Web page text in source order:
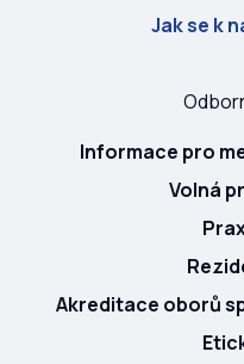
Jak se k
Informace pro
Volná
Akreditace oborů